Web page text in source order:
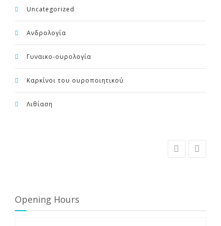
Uncategorized
Ανδρολογία
Γυναικο-ουρολογία
Καρκίνοι του ουροποιητικού
Λιθίαση
Opening Hours